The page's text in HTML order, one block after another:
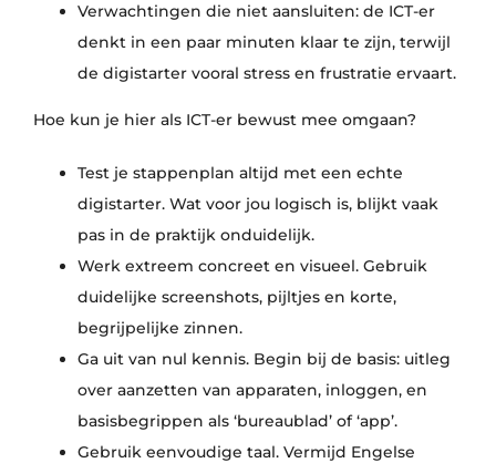
Verwachtingen die niet aansluiten: de ICT-er
denkt in een paar minuten klaar te zijn, terwijl
de digistarter vooral stress en frustratie ervaart.
Hoe kun je hier als ICT-er bewust mee omgaan?
Test je stappenplan altijd met een echte
digistarter. Wat voor jou logisch is, blijkt vaak
pas in de praktijk onduidelijk.
Werk extreem concreet en visueel. Gebruik
duidelijke screenshots, pijltjes en korte,
begrijpelijke zinnen.
Ga uit van nul kennis. Begin bij de basis: uitleg
over aanzetten van apparaten, inloggen, en
basisbegrippen als ‘bureaublad’ of ‘app’.
Gebruik eenvoudige taal. Vermijd Engelse